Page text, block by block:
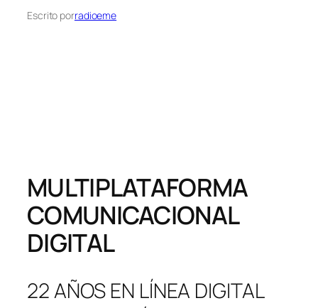
Escrito porradioeme
MULTIPLATAFORMA
COMUNICACIONAL
DIGITAL
22 AÑOS EN LÍNEA DIGITAL